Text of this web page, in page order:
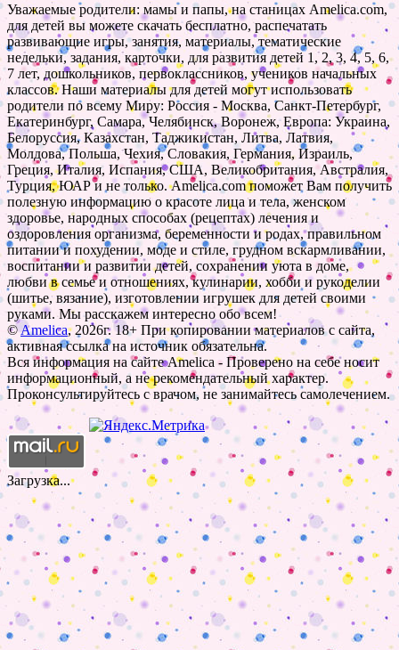
Уважаемые родители: мамы и папы, на станицах Amelica.com,
для детей вы можете скачать бесплатно, распечатать
развивающие игры, занятия, материалы, тематические
недельки, задания, карточки, для развития детей 1, 2, 3, 4, 5, 6,
7 лет, дошкольников, первоклассников, учеников начальных
классов. Наши материалы для детей могут использовать
родители по всему Миру: Россия - Москва, Санкт-Петербург,
Екатеринбург, Самара, Челябинск, Воронеж, Европа: Украина,
Белоруссия, Казахстан, Таджикистан, Литва, Латвия,
Молдова, Польша, Чехия, Словакия, Германия, Израиль,
Греция, Италия, Испания, США, Великобритания, Австралия,
Турция, ЮАР и не только. Amelica.com поможет Вам получить
полезную информацию о красоте лица и тела, женском
здоровье, народных способах (рецептах) лечения и
оздоровления организма, беременности и родах, правильном
питании и похудении, моде и стиле, грудном вскармливании,
воспитании и развитии детей, сохранении уюта в доме,
любви в семье и отношениях, кулинарии, хобби и рукоделии
(шитье, вязание), изготовлении игрушек для детей своими
руками. Мы расскажем интересно обо всем!
©Amelica, 2026г. 18+ При копировании материалов с сайта,
активная ссылка на источник обязательна.
Вся информация на сайте Amelica - Проверено на себе носит
информационный, а не рекомендательный характер.
Проконсультируйтесь с врачом, не занимайтесь самолечением.
Загрузка...